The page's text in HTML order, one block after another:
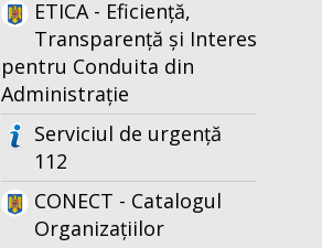
ETICA - Eficiență,
Transparență și Interes
pentru Conduita din
Administrație
Serviciul de urgență
112
CONECT - Catalogul
Organizațiilor